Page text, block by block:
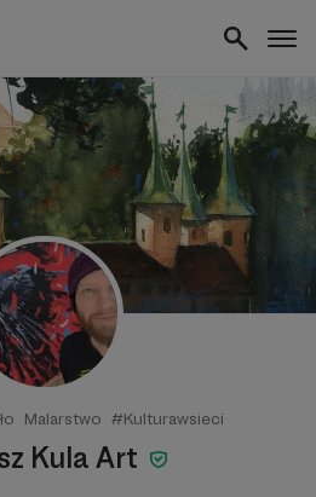
Malarstwo #Kulturawsieci
Kula Art